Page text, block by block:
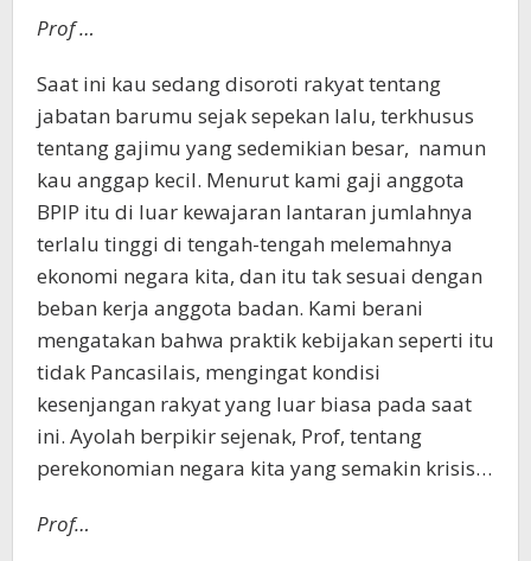
Prof …
Saat ini kau sedang disoroti rakyat tentang
jabatan barumu sejak sepekan lalu, terkhusus
tentang gajimu yang sedemikian besar, namun
kau anggap kecil. Menurut kami gaji anggota
BPIP itu di luar kewajaran lantaran jumlahnya
terlalu tinggi di tengah-tengah melemahnya
ekonomi negara kita, dan itu tak sesuai dengan
beban kerja anggota badan. Kami berani
mengatakan bahwa praktik kebijakan seperti itu
tidak Pancasilais, mengingat kondisi
kesenjangan rakyat yang luar biasa pada saat
ini. Ayolah berpikir sejenak, Prof, tentang
perekonomian negara kita yang semakin krisis…
Prof…